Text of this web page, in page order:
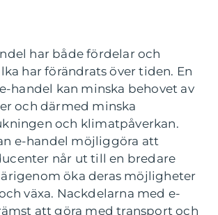
har både fördelar och
har förändrats över tiden. En
handel kan minska behovet av
och därmed minska
och klimatpåverkan.
e-handel möjliggöra att
når ut till en bredare
öka deras möjligheter
växa. Nackdelarna med e-
att göra med transport och